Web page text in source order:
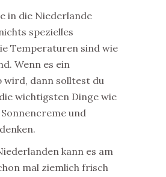
in die Niederlande
spezielles
Temperaturen sind wie
Wenn es ein
wird, dann solltest du
wichtigsten Dinge wie
Sonnencreme und
kann es am
mal ziemlich frisch